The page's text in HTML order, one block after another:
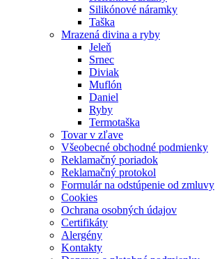
Silikónové náramky
Taška
Mrazená divina a ryby
Jeleň
Srnec
Diviak
Muflón
Daniel
Ryby
Termotaška
Tovar v zľave
Všeobecné obchodné podmienky
Reklamačný poriadok
Reklamačný protokol
Formulár na odstúpenie od zmluvy
Cookies
Ochrana osobných údajov
Certifikáty
Alergény
Kontakty